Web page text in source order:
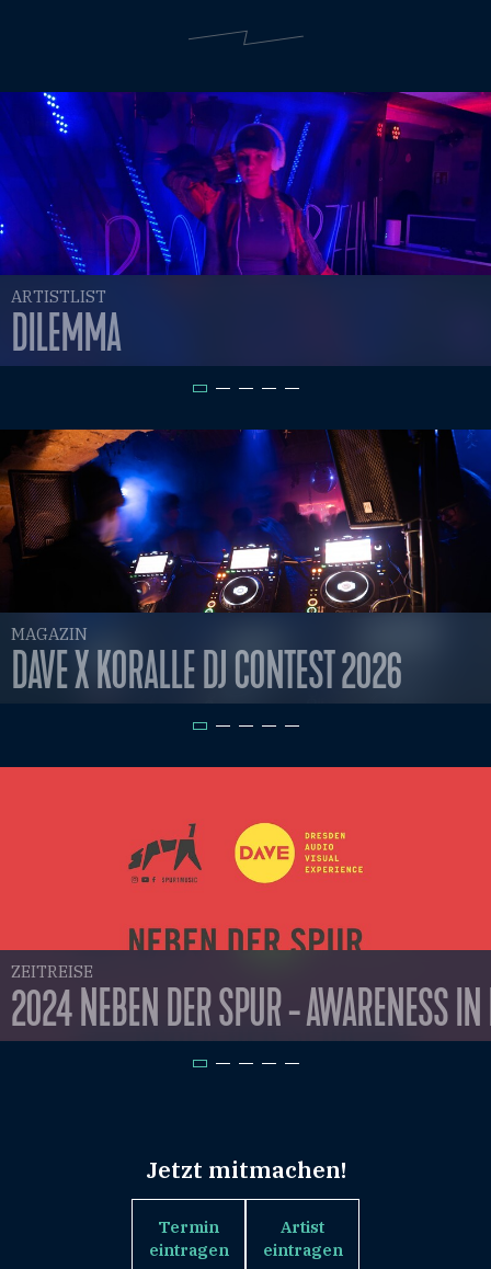
CRAWL
ARTISTLIST
DILEMMA
MAGAZIN
DAVE X KORALLE DJ CONTEST 2026
ZEITREISE
2024 NEBEN DER SPUR - AWARENESS IN
Jetzt mitmachen!
Termin
eintragen
Artist
eintragen